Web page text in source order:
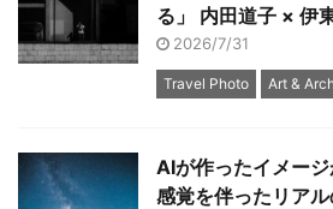
る」 内田道子 × 伊
2026/7/31
Travel Photo Art &
AIが作ったイメー
感覚を伴ったリア